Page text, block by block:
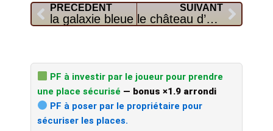
Précédent
PRÉCÉDENT
la galaxie bleue
SUIVANT
le château d’himeji
PF à investir par le joueur pour prendre
une place sécurisé — bonus ×1.9 arrondi
PF à poser par le propriétaire pour
sécuriser les places.